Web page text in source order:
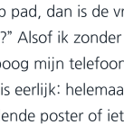
pad, dan is de
Alsof ik
mijn
eerlijk:
poster of